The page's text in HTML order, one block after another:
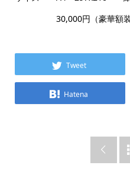
30,000円（豪華額装・
Tweet
Hatena
